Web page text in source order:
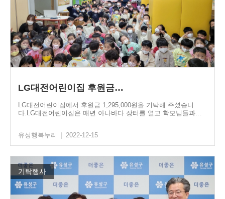
LG대전어린이집 후원금…
LG대전어린이집에서 후원금 1,295,000원을 기탁해 주셨습니
다.LG대전어린이집은 매년 아나바다 장터를 열고 학모님들과…
유성행복누리 2022-12-15
기탁행사